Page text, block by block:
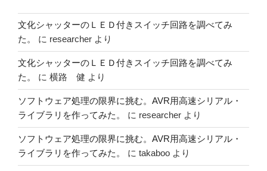
文化シャッターのＬＥＤ付きスイッチ回路を調べてみ
た。
に researcher より
文化シャッターのＬＥＤ付きスイッチ回路を調べてみ
た。
に 横路 健 より
ソフトウェア処理の限界に挑む。AVR用高速シリアル・
ライブラリを作ってみた。
に researcher より
ソフトウェア処理の限界に挑む。AVR用高速シリアル・
ライブラリを作ってみた。
に takaboo より